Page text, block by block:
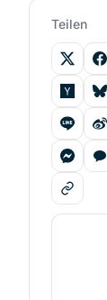
Teilen